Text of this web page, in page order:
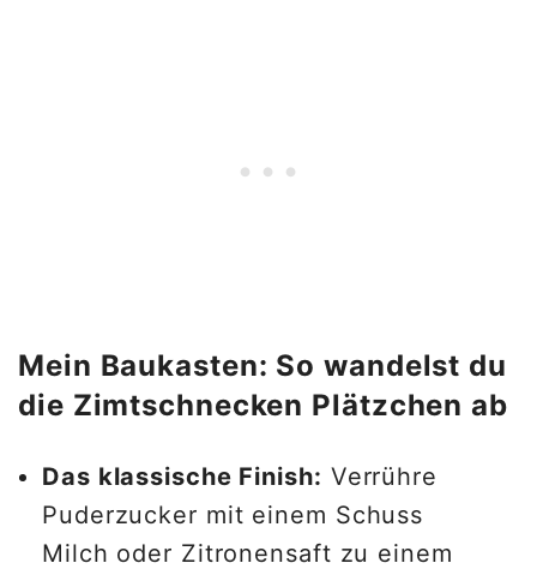
Mein Baukasten: So wandelst du
die Zimtschnecken Plätzchen ab
Das klassische Finish: Verrühre
Puderzucker mit einem Schuss
Milch oder Zitronensaft zu einem